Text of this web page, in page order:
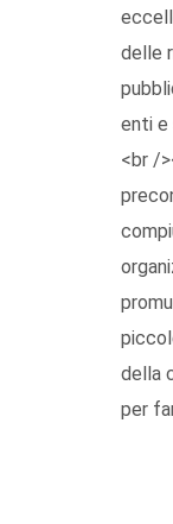
delle
enti e
<br /
della
per